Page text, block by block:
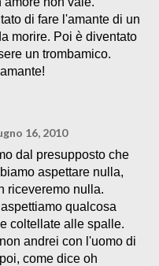
di fare l'amante di un
morire. Poi è diventato
un trombamico.
16, 2010
dal presupposto che
aspettare nulla,
riceveremo nulla.
qualcosa
coltellate alle spalle.
andrei con l'uomo di
come dice oh